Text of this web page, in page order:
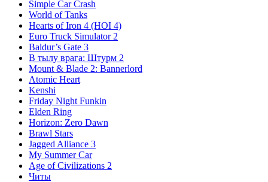
Simple Car Crash
World of Tanks
Hearts of Iron 4 (HOI 4)
Euro Truck Simulator 2
Baldur’s Gate 3
В тылу врага: Штурм 2
Mount & Blade 2: Bannerlord
Atomic Heart
Kenshi
Friday Night Funkin
Elden Ring
Horizon: Zero Dawn
Brawl Stars
Jagged Alliance 3
My Summer Car
Age of Civilizations 2
Читы